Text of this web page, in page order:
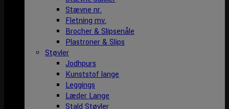
Stævne nr.
Fletning mv.
Brocher & Slipsenåle
Plastroner & Slips
Støvler
Jodhpurs
Kunststof lange
Leggings
Læder Lange
Stald Støvler